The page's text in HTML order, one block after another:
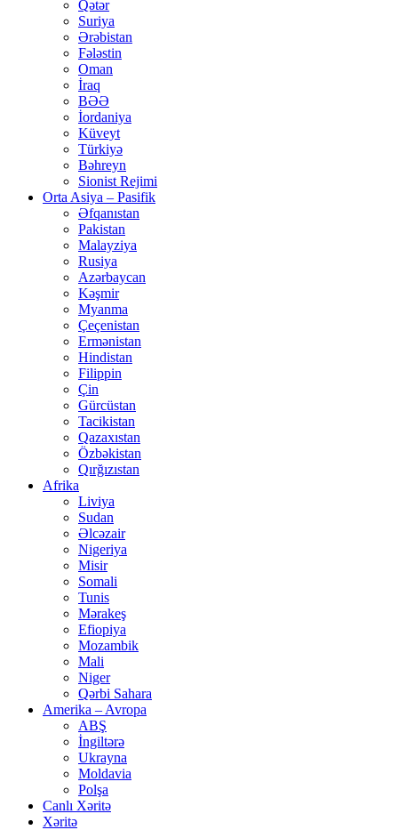
Qətər
Suriya
Ərəbistan
Fələstin
Oman
İraq
BƏƏ
İordaniya
Küveyt
Türkiyə
Bəhreyn
Sionist Rejimi
Orta Asiya – Pasifik
Əfqanıstan
Pakistan
Malayziya
Rusiya
Azərbaycan
Kəşmir
Myanma
Çeçenistan
Ermənistan
Hindistan
Filippin
Çin
Gürcüstan
Tacikistan
Qazaxıstan
Özbəkistan
Qırğızıstan
Afrika
Liviya
Sudan
Əlcəzair
Nigeriya
Misir
Somali
Tunis
Mərakeş
Efiopiya
Mozambik
Mali
Niger
Qərbi Sahara
Amerika – Avropa
ABŞ
İngiltərə
Ukrayna
Moldavia
Polşa
Canlı Xəritə
Xəritə